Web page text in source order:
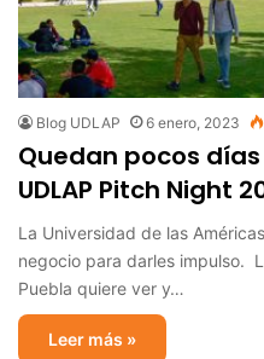
Blog UDLAP 6 enero, 2023
Quedan pocos
UDLAP Pitch Night
La Universidad de las
negocio para darles impulso.
Puebla quiere ver y…
Leer más »